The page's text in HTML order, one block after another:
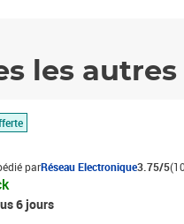
les
parRéseau Electronique3.75/5
6 jours